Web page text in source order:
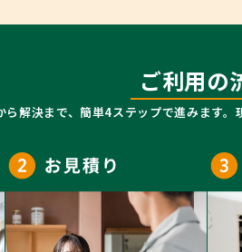
ご利用の
解決まで、簡単4ステップで進みます。